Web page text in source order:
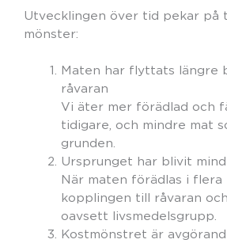
Utvecklingen över tid pekar på
mönster:
Maten har flyttats längre
råvaran
Vi äter mer förädlad och
tidigare, och mindre mat
grunden.
Ursprunget har blivit
När maten förädlas i flera
kopplingen till råvaran
oavsett livsmedelsgrupp.
Kostmönstret är